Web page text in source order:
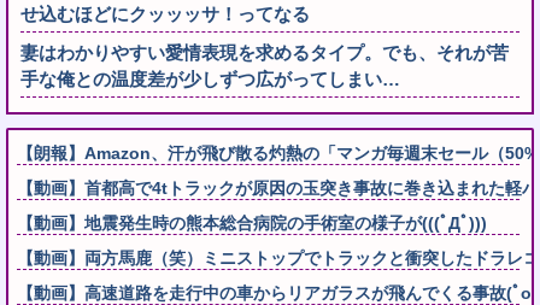
せ込むほどにクッッッサ！ってなる
妻はわかりやすい愛情表現を求めるタイプ。でも、それが苦
手な俺との温度差が少しずつ広がってしまい…
【朗報】Amazon、汗が飛び散る灼熱の「マンガ毎週末セール（
【動画】首都高で4tトラックが原因の玉突き事故に巻き込まれた軽
【動画】地震発生時の熊本総合病院の手術室の様子が(((ﾟДﾟ)))
【動画】両方馬鹿（笑）ミニストップでトラックと衝突したドラレ
【動画】高速道路を走行中の車からリアガラスが飛んでくる事故(ﾟo